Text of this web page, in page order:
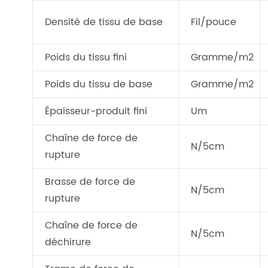
Densité de tissu de base Fil/pouce
Poids du tissu fini
Gramme/m2
Poids du tissu de base
Gramme/m2
Épaisseur-produit fini
Um
Chaîne de force de
rupture
N/5cm
Brasse de force de
rupture
N/5cm
Chaîne de force de
déchirure
N/5cm